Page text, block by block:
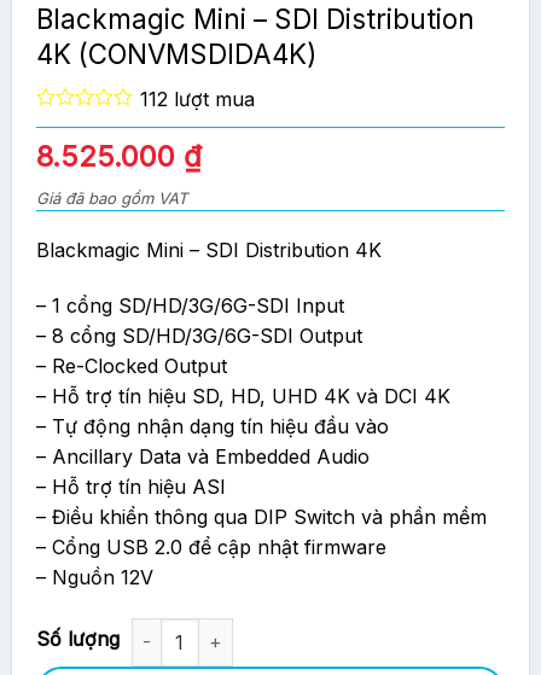
Blackmagic Mini – SDI Distribution
4K (CONVMSDIDA4K)
0
out
of
112 lượt mua
8.525.000 ₫
Giá đã bao gồm VAT
Blackmagic Mini – SDI Distribution 4K
– 1 cổng SD/HD/3G/6G-SDI Input
– 8 cổng SD/HD/3G/6G-SDI Output
– Re-Clocked Output
– Hỗ trợ tín hiệu SD, HD, UHD 4K và DCI 4K
– Tự động nhận dạng tín hiệu đầu vào
– Ancillary Data và Embedded Audio
– Hỗ trợ tín hiệu ASI
– Điều khiển thông qua DIP Switch và phần mềm
– Cổng USB 2.0 để cập nhật firmware
– Nguồn 12V
Blackmagic Mini - SDI Distribution 4K (CONVMSDIDA4K) số